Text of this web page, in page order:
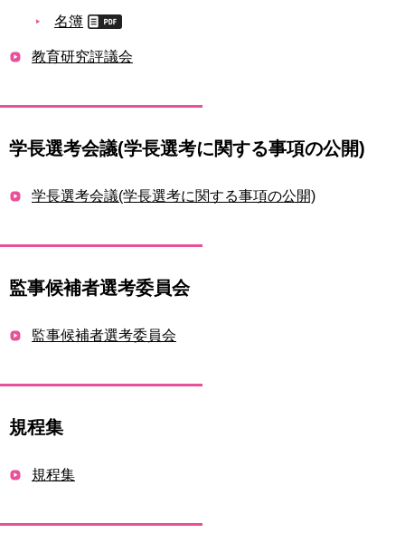
名簿
教育研究評議会
学長選考会議(学長選考に関する事項の公開)
学長選考会議(学長選考に関する事項の公開)
監事候補者選考委員会
監事候補者選考委員会
規程集
規程集